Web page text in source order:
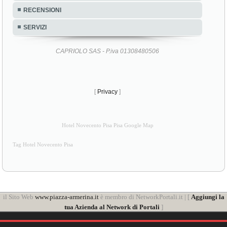
RECENSIONI
SERVIZI
CAPRIOLO SAS - P.iva 01308480506
[ Privacy ]
Hotel Novecento Pisa Pisa Google Map
Tag Hotel Novecento Pisa
il Sito Web www.piazza-armerina.itè membro di NetworkPortali.it | [ Aggiungi la
tua Azienda al Network di Portali]